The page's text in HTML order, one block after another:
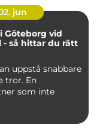
jun
Göteborg vid
- så hittar du rätt
uppstå snabbare
tror. En
som inte